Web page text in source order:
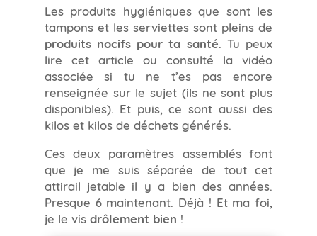
Les produits hygiéniques que sont les
tampons et les serviettes sont pleins de
produits nocifs pour ta santé . Tu peux
lire cet article ou consulté la vidéo
associée si tu ne t’es pas encore
renseignée sur le sujet (ils ne sont plus
disponibles). Et puis, ce sont aussi des
kilos et kilos de déchets générés.
Ces deux paramètres assemblés font
que je me suis séparée de tout cet
attirail jetable il y a bien des années.
Presque 6 maintenant. Déjà ! Et ma foi,
je le vis drôlement bien !